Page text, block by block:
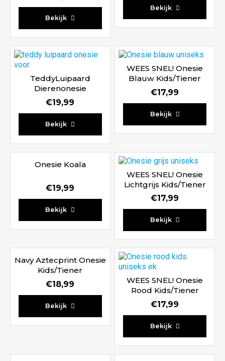
Bekijk
Bekijk
TeddyLuipaard
Dierenonesie
€19,99
Bekijk
WEES SNEL! Onesie
Blauw Kids/Tiener
€17,99
Bekijk
Onesie Koala
€19,99
Bekijk
WEES SNEL! Onesie
Lichtgrijs Kids/Tiener
€17,99
Bekijk
Navy Aztecprint Onesie
Kids/Tiener
€18,99
Bekijk
WEES SNEL! Onesie
Rood Kids/Tiener
€17,99
Bekijk